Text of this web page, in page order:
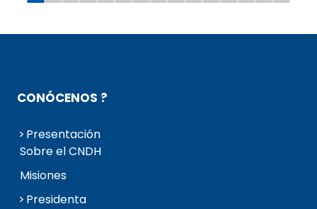
CONÓCENOS ?
Presentación
Sobre el CNDH
Misiones
Presidenta